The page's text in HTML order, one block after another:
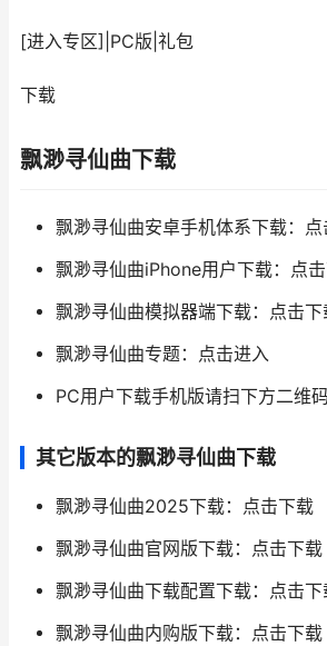
[进入专区] PC版 礼包
下载
飘渺寻仙曲下载
飘渺寻仙曲安卓手机体系下载：点
飘渺寻仙曲iPhone用户下载：点
飘渺寻仙曲模拟器端下载：点击下
飘渺寻仙曲专题：点击进入
PC用户下载手机版请扫下方二维码
其它版本的飘渺寻仙曲下载
飘渺寻仙曲2025下载：点击下载
飘渺寻仙曲官网版下载：点击下载
飘渺寻仙曲下载配置下载：点击下
飘渺寻仙曲内购版下载：点击下载